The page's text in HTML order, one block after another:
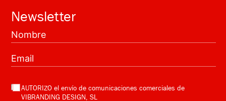
Newsletter
AUTORIZO el envío de comunicaciones comerciales de
VIBRANDING DESIGN, SL